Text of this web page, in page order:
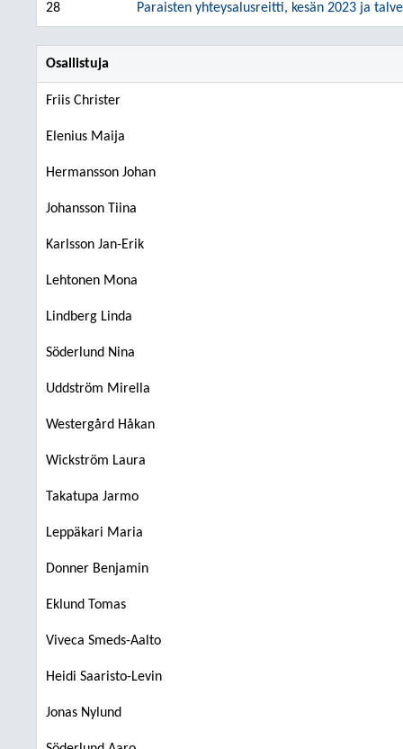
28 Paraisten yhteysalusreitti, kesän 2023 ja
Osallistuja
Friis Christer
Elenius Maija
Hermansson Johan
Johansson Tiina
Karlsson Jan-Erik
Lehtonen Mona
Lindberg Linda
Söderlund Nina
Uddström Mirella
Westergård Håkan
Wickström Laura
Takatupa Jarmo
Leppäkari Maria
Donner Benjamin
Eklund Tomas
Viveca Smeds-Aalto
Heidi Saaristo-Levin
Jonas Nylund